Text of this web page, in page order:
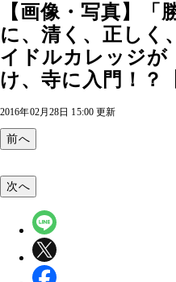
【画像・写真】「
に、清く、正しく
イドルカレッジが
け、寺に入門！？
2016年02月28日 15:00 更新
前へ
次へ